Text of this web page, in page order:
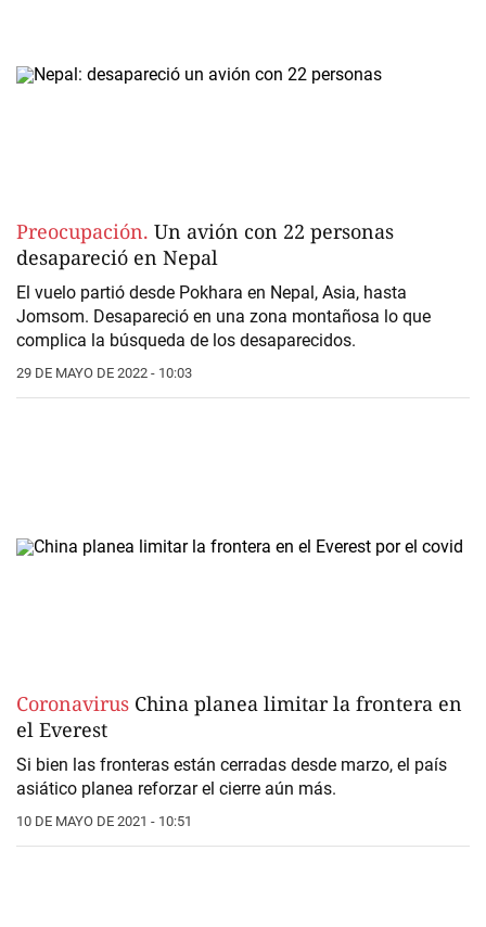
Preocupación. Un avión con 22 personas
desapareció en Nepal
El vuelo partió desde Pokhara en Nepal, Asia, hasta
Jomsom. Desapareció en una zona montañosa lo que
complica la búsqueda de los desaparecidos.
29 DE MAYO DE 2022 - 10:03
Coronavirus China planea limitar la frontera en
el Everest
Si bien las fronteras están cerradas desde marzo, el país
asiático planea reforzar el cierre aún más.
10 DE MAYO DE 2021 - 10:51